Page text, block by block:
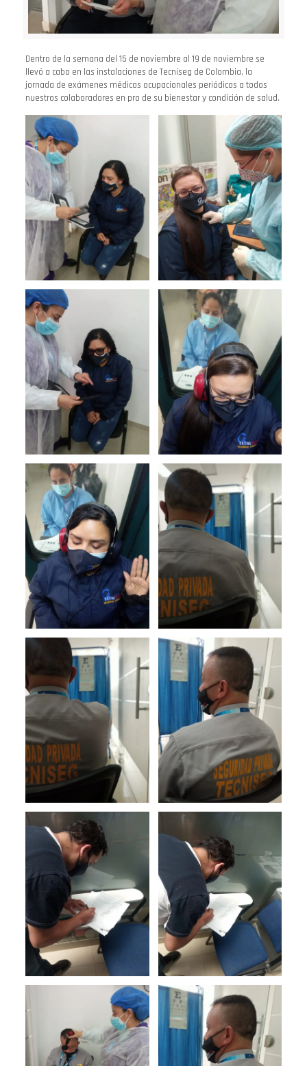
Dentro de la semana del 15 de noviembre al 19 de noviembre se
llevó a cabo en las instalaciones de Tecniseg de Colombia, la
jornada de exámenes médicos ocupacionales periódicos a todos
nuestros colaboradores en pro de su bienestar y condición de salud.